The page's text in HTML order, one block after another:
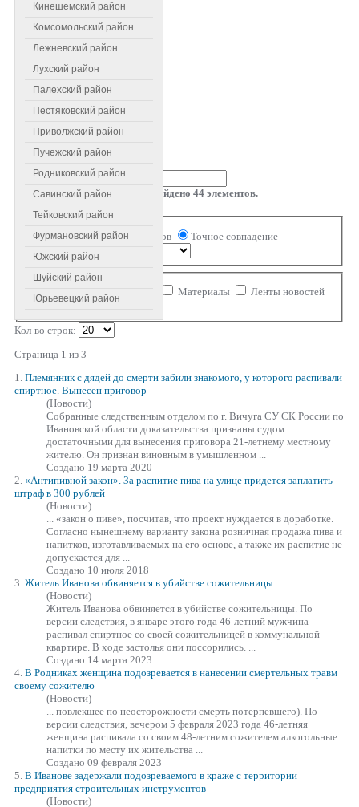
Кинешемский район
Комсомольский район
Лежневский район
Лухский район
Палехский район
Пестяковский район
Приволжский район
Пучежский район
Родниковский район
Савинский район
Тейковский район
Фурмановский район
Южский район
Шуйский район
Юрьевецкий район
Поиск Результаты поиска: найдено 44 элементов.
Совпадение
Все слова
Любое из слов
Точное совпадение
Порядок
Ограничение области поиска
Категории
Материалы
Ленты новостей
Кол-во строк:
Страница 1 из 3
1. Племянник с дядей до смерти забили знакомого, у которого распивали
спиртное. Вынесен приговор
(Новости)
Собранные следственным отделом по г. Вичуга СУ СК России по
Ивановской области доказательства признаны судом
достаточными для вынесения приговора 21-летнему местному
жителю. Он признан виновным в умышленном ...
Создано 19 марта 2020
2. «Антипивной закон». За распитие пива на улице придется заплатить
штраф в 300 рублей
(Новости)
... «закон о пиве», посчитав, что проект нуждается в доработке.
Согласно нынешнему варианту закона розничная продажа пива и
напитков, изготавливаемых на его основе, а также их распитие не
допускается для ...
Создано 10 июля 2018
3. Житель Иванова обвиняется в убийстве сожительницы
(Новости)
Житель Иванова обвиняется в убийстве сожительницы. По
версии следствия, в январе этого года 46-летний мужчина
распивал спиртное со своей сожительницей в коммунальной
квартире. В ходе застолья они поссорились. ...
Создано 14 марта 2023
4. В Родниках женщина подозревается в нанесении смертельных травм
своему сожителю
(Новости)
... повлекшее по неосторожности смерть потерпевшего). По
версии следствия, вечером 5 февраля 2023 года 46-летняя
женщина распивала со своим 48-летним сожителем алкогольные
напитки по месту их жительства ...
Создано 09 февраля 2023
5. В Иванове задержали подозреваемого в краже с территории
предприятия строительных инструментов
(Новости)